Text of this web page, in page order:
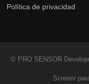
Política de privacidad
© PRO SENSOR
Screenr